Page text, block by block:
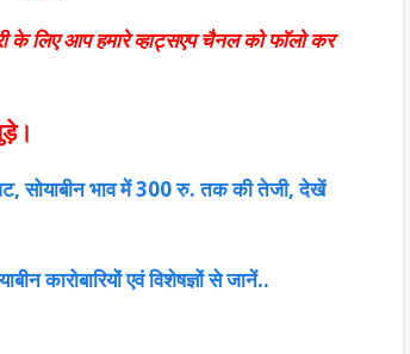
के लिए आप हमारे व्हाट्सएप चैनल को फॉलो कर
सोयाबीन भाव में 300 रु. तक की तेजी, देखें
कारोबारियों एवं विशेषज्ञों से जानें..